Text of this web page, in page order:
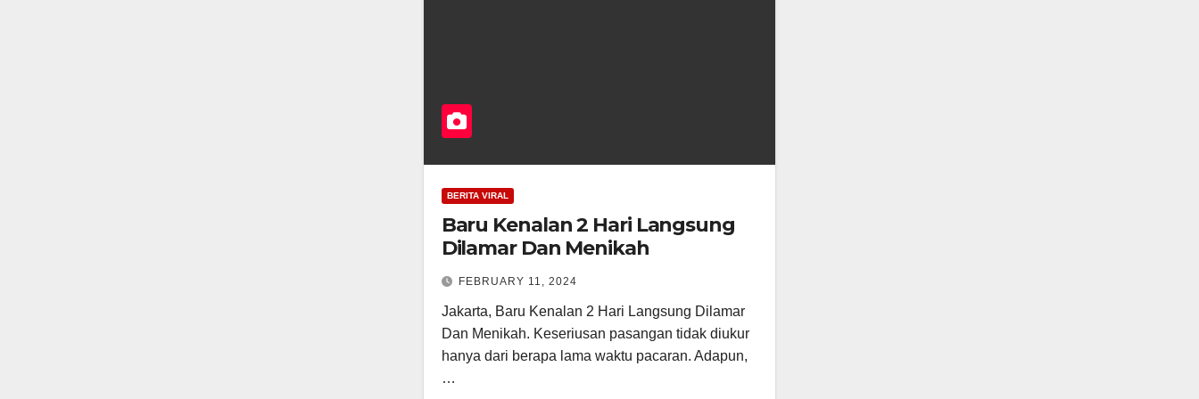
BERITA VIRAL
Baru Kenalan 2 Hari Langsung
Dilamar Dan Menikah
FEBRUARY 11, 2024
Jakarta, Baru Kenalan 2 Hari Langsung Dilamar
Dan Menikah. Keseriusan pasangan tidak diukur
hanya dari berapa lama waktu pacaran. Adapun,
…